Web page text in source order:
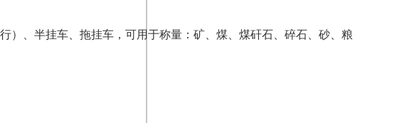
）、半挂车、拖挂车，可用于称量：矿、煤、煤矸石、碎石、砂、粮